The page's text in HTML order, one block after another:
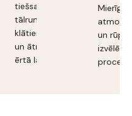
tiešsaistē, pa
tālruni vai
klātienē, ērti
un ātri, sev
ērtā laikā.
Mierīga
un rūpīgi
izvēlētas